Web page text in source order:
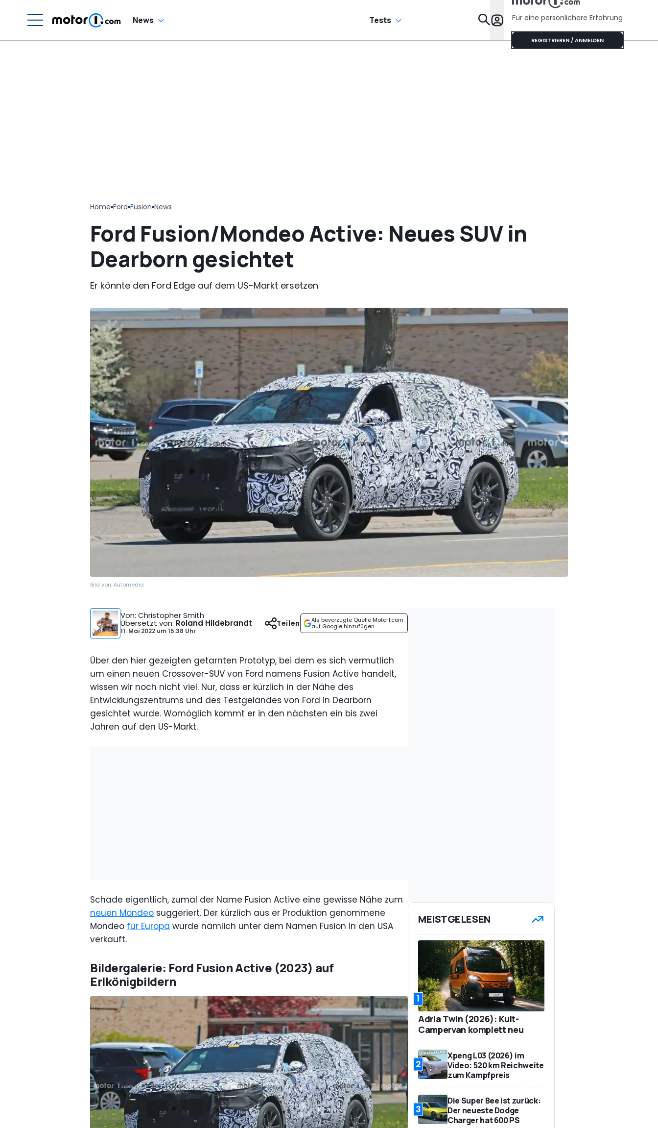
News Tests Specials
Für eine persönlichere Erfahrung
REGISTRIEREN / ANMELDEN
Home Ford Fusion News
Ford Fusion/Mondeo Active: Neues SUV in
Dearborn gesichtet
Er könnte den Ford Edge auf dem US-Markt ersetzen
Bild von:Automedia
Von: Christopher Smith
Übersetzt von: Roland Hildebrandt
11. Mai 2022 um15:38 Uhr
Als bevorzugte Quelle Motor1.com
auf Google hinzufügen
Teilen
Über den hier gezeigten getarnten Prototyp, bei dem es sich vermutlich
um einen neuen Crossover-SUV von Ford namens Fusion Active handelt,
wissen wir noch nicht viel. Nur, dass er kürzlich in der Nähe des
Entwicklungszentrums und des Testgeländes von Ford in Dearborn
gesichtet wurde. Womöglich kommt er in den nächsten ein bis zwei
Jahren auf den US-Markt.
Schade eigentlich, zumal der Name Fusion Active eine gewisse Nähe zum
neuen Mondeo suggeriert. Der kürzlich aus er Produktion genommene
Mondeo für Europa wurde nämlich unter dem Namen Fusion in den USA
verkauft.
Bildergalerie: Ford Fusion Active (2023) auf
Erlkönigbildern
MEISTGELESEN
1
Adria Twin (2026): Kult-
Campervan komplett neu
2
Xpeng L03 (2026) im
Video: 520 km Reichweite
zum Kampfpreis
3
Die Super Bee ist zurück:
Der neueste Dodge
Charger hat 600 PS